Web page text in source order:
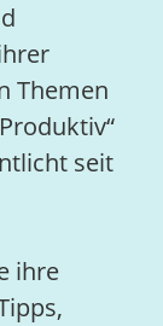
Themen
seit
ihre